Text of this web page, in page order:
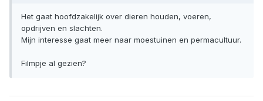
Het gaat hoofdzakelijk over dieren houden, voeren,
opdrijven en slachten.
Mijn interesse gaat meer naar moestuinen en permacultuur.
Filmpje al gezien?